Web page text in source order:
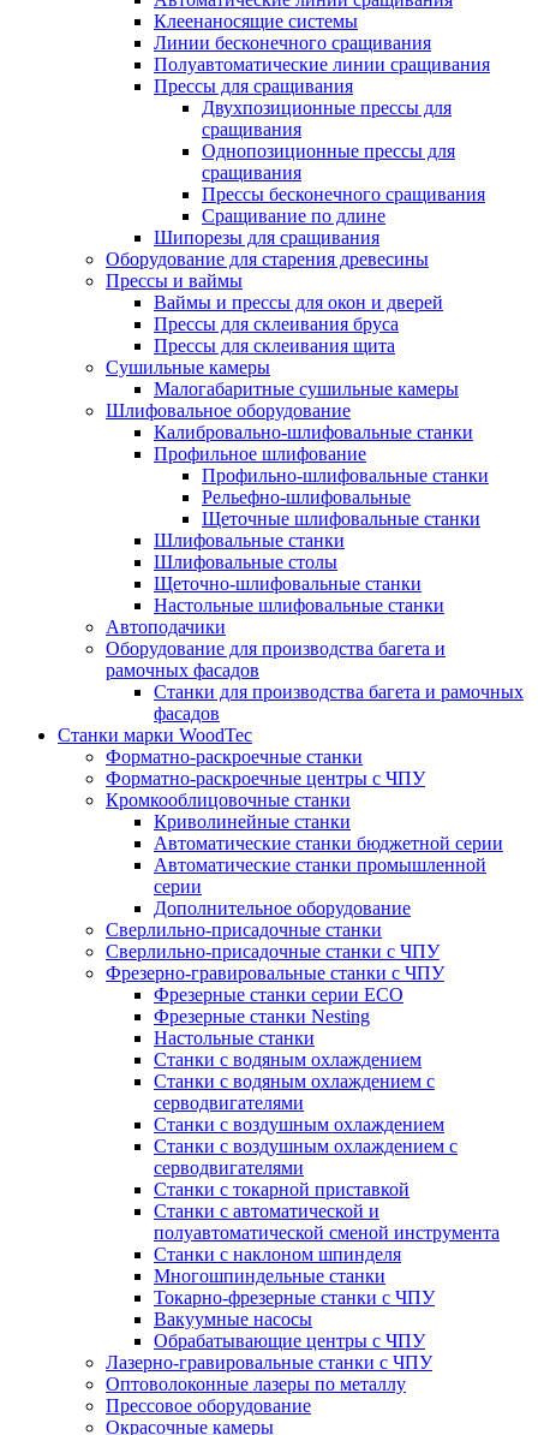
Клеенаносящие системы
Линии бесконечного сращивания
Полуавтоматические линии сращивания
Прессы для сращивания
Двухпозиционные прессы для
сращивания
Однопозиционные прессы для
сращивания
Прессы бесконечного сращивания
Сращивание по длине
Шипорезы для сращивания
Оборудование для старения древесины
Прессы и ваймы
Ваймы и прессы для окон и дверей
Прессы для склеивания бруса
Прессы для склеивания щита
Сушильные камеры
Малогабаритные сушильные камеры
Шлифовальное оборудование
Калибровально-шлифовальные станки
Профильное шлифование
Профильно-шлифовальные станки
Рельефно-шлифовальные
Щеточные шлифовальные станки
Шлифовальные станки
Шлифовальные столы
Щеточно-шлифовальные станки
Настольные шлифовальные станки
Автоподачики
Оборудование для производства багета и
рамочных фасадов
Станки для производства багета и рамочных
фасадов
Станки марки WoodTec
Форматно-раскроечные станки
Форматно-раскроечные центры с ЧПУ
Кромкооблицовочные станки
Криволинейные станки
Автоматические станки бюджетной серии
Автоматические станки промышленной
серии
Дополнительное оборудование
Сверлильно-присадочные станки
Сверлильно-присадочные станки с ЧПУ
Фрезерно-гравировальные станки с ЧПУ
Фрезерные станки серии ECO
Фрезерные станки Nesting
Настольные станки
Станки с водяным охлаждением
Станки с водяным охлаждением с
серводвигателями
Станки с воздушным охлаждением
Станки с воздушным охлаждением с
серводвигателями
Станки с токарной приставкой
Станки с автоматической и
полуавтоматической сменой инструмента
Станки с наклоном шпинделя
Многошпиндельные станки
Токарно-фрезерные станки с ЧПУ
Вакуумные насосы
Обрабатывающие центры с ЧПУ
Лазерно-гравировальные станки с ЧПУ
Оптоволоконные лазеры по металлу
Прессовое оборудование
Окрасочные камеры